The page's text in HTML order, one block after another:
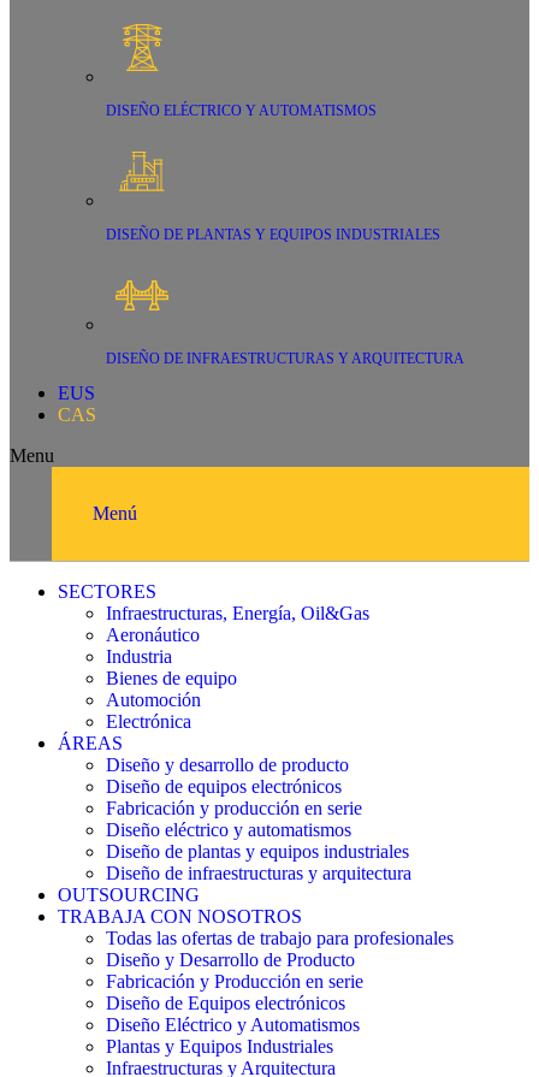
DISEÑO ELÉCTRICO Y AUTOMATISMOS
DISEÑO DE PLANTAS Y EQUIPOS INDUSTRIALES
DISEÑO DE INFRAESTRUCTURAS Y ARQUITECTURA
EUS
CAS
Menu
Menú
SECTORES
Infraestructuras, Energía, Oil&Gas
Aeronáutico
Industria
Bienes de equipo
Automoción
Electrónica
ÁREAS
Diseño y desarrollo de producto
Diseño de equipos electrónicos
Fabricación y producción en serie
Diseño eléctrico y automatismos
Diseño de plantas y equipos industriales
Diseño de infraestructuras y arquitectura
OUTSOURCING
TRABAJA CON NOSOTROS
Todas las ofertas de trabajo para profesionales
Diseño y Desarrollo de Producto
Fabricación y Producción en serie
Diseño de Equipos electrónicos
Diseño Eléctrico y Automatismos
Plantas y Equipos Industriales
Infraestructuras y Arquitectura